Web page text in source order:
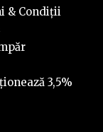
& Condiții
3,5%